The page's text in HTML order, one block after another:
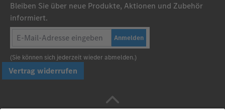
Bleiben Sie über neue Produkte, Aktionen und Zubehör
informiert.
Anmelden
(Sie können sich jederzeit wieder abmelden.)
Vertrag widerrufen